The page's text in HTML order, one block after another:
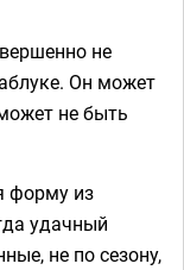
не
Он может
не быть
форму из
удачный
не по сезону,